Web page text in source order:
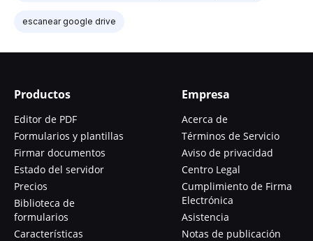
escanear google drive
Productos
Editor de PDF
Formularios y plantillas
Firmar documentos
Estado del servidor
Precios
Biblioteca de
formularios
Características
Empresa
Acerca de
Términos de Servicio
Aviso de privacidad
Centro Legal
Cumplimiento de Firma
Electrónica
Asistencia
Notas de publicación